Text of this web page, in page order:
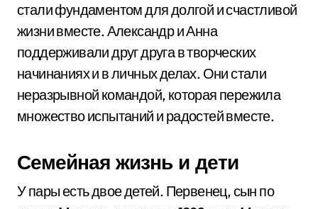
стали фундаментом для долгой и счастливой
жизни вместе. Александр и Анна
поддерживали друг друга в творческих
начинаниях и в личных делах. Они стали
неразрывной командой, которая пережила
множество испытаний и радостей вместе.
Семейная жизнь и дети
У пары есть двое детей. Первенец, сын по